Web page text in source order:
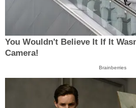
You Wouldn't Believe It If It
Camera!
Brainberries